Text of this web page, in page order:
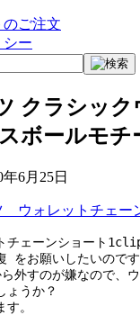
ご注文
シー
クラシック
ボールモチ
年6月25日
ウォレットチェー
チェーンショート
をお願いしたいのです
外すのが嫌なので、
ょうか？
。